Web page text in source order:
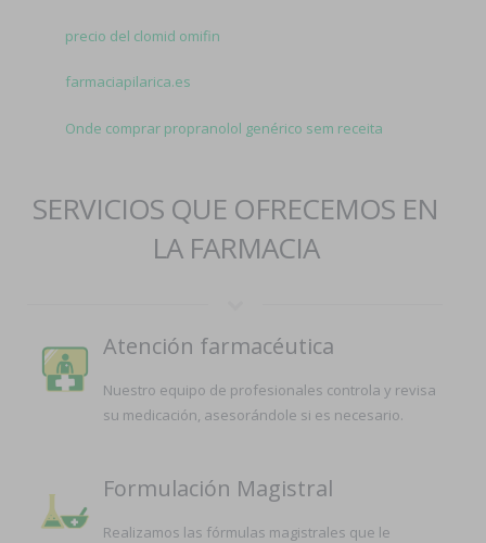
precio del clomid omifin
farmaciapilarica.es
Onde comprar propranolol genérico sem receita
SERVICIOS QUE OFRECEMOS EN
LA FARMACIA
Atención farmacéutica
Nuestro equipo de profesionales controla y revisa
su medicación, asesorándole si es necesario.
Formulación Magistral
Realizamos las fórmulas magistrales que le